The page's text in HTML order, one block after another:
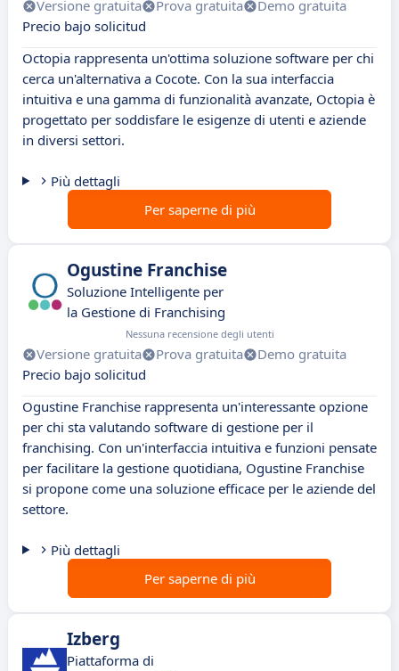
Versione gratuita Prova gratuita
Demo gratuita
Precio bajo solicitud
Octopia rappresenta un'ottima soluzione software per chi
cerca un'alternativa a Cocote. Con la sua interfaccia
intuitiva e una gamma di funzionalità avanzate, Octopia è
progettato per soddisfare le esigenze di utenti e aziende
in diversi settori.
Più dettagli
Per saperne di più
Ogustine Franchise
Soluzione Intelligente per
la Gestione di Franchising
Nessuna recensione degli utenti
Versione gratuita Prova gratuita
Demo gratuita
Precio bajo solicitud
Ogustine Franchise rappresenta un'interessante opzione
per chi sta valutando software di gestione per il
franchising. Con un'interfaccia intuitiva e funzioni pensate
per facilitare la gestione quotidiana, Ogustine Franchise
si propone come una soluzione efficace per le aziende del
settore.
Più dettagli
Per saperne di più
Izberg
Piattaforma di